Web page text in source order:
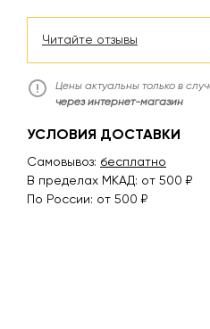
Читайте отзывы
Цены актуальны только в
через интернет-магазин
УСЛОВИЯ ДОСТАВКИ
Самовывоз: бесплатно
В пределах МКАД: от 500 ₽
По России: от 500 ₽